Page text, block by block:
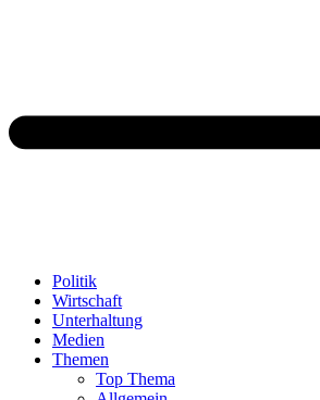
Politik
Wirtschaft
Unterhaltung
Medien
Themen
Top Thema